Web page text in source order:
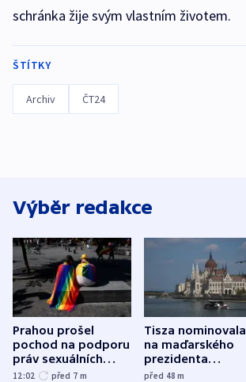
schránka žije svým vlastním životem.
ŠTÍTKY
Archiv ČT24
Výběr redakce
Prahou prošel
pochod na podporu
práv sexuálních
menšin
12:02 před 7 m
Tisza nominovala
na maďarského
prezidenta
bývalého šéfa
před 48m